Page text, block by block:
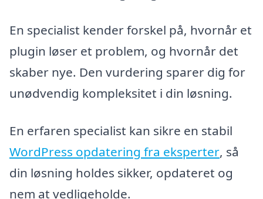
En specialist kender forskel på, hvornår et
plugin løser et problem, og hvornår det
skaber nye. Den vurdering sparer dig for
unødvendig kompleksitet i din løsning.
En erfaren specialist kan sikre en stabil
WordPress opdatering fra eksperter, så
din løsning holdes sikker, opdateret og
nem at vedligeholde.